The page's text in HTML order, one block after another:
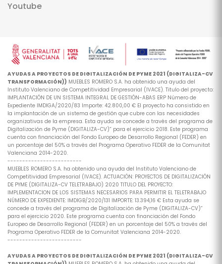
Youtube
AYUDAS A PROYECTOS DE DIGITALIZACIÓN DE PYME 2021 (DIGITALIZA-CV
TRANSFORMACIÓN)) MUEBLES ROMERO S.A. ha obtenido una ayuda del
Instituto Valenciano de Competitividad Empresarial (IVACE). Titulo del proyecto:
IMPLANTACIÓN DE UN SISTEMA INTEGRAL DE GESTIÓN-ABAS ERP Número de
Expediente IMDIGA/2020/83 Importe: 42.800,00 € El proyecto ha consistido en
la implantación de un sistema de gestión que cubre con las necesidades
organizativas de la empresa. Esta ayuda se concede a través del programa de
Digitalización de Pyme (DIGITALIZA-CV)” para el ejercicio 2018. Este programa
cuenta con financiación del Fondo Europeo de Desarrollo Regional (FEDER) en
un porcentaje del 50% a través del Programa Operativo FEDER de la Comunitat
Valenciana 2014-2020.
-------------------------
MUEBLES ROMERO S.A. ha obtenido una ayuda del Instituto Valenciano de
Competitividad Empresarial (IVACE). ACTUACIÓN: PROYECTOS DE DIGITALIZACIÓN
DE PYME (DIGITALIZA-CV TELETRABAJO) 2020 TITULO DEL PROYECTO:
IMPLEMENTACION DE LOS SISTEMAS NECESARIOS PARA PERMITIR EL TELETRABAJO
NÚMERO DE EXPEDIENTE: IMDIGB/2020/131 IMPORTE: 13.394,16 € Esta ayuda se
concede a través del programa de Digitalización de Pyme (DIGITALIZA-CV)”
para el ejercicio 2020. Este programa cuenta con financiación del Fondo
Europeo de Desarrollo Regional (FEDER) en un porcentaje del 50% a través del
Programa Operativo FEDER de la Comunitat Valenciana 2014-2020.
-------------------------
AYUDAS A PROYECTOS DE DIGITALIZACIÓN DE PYME 2021 (DIGITALIZA-CV